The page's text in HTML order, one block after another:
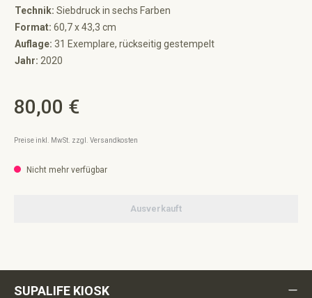
Technik: Siebdruck in sechs Farben
Format: 60,7 x 43,3 cm
Auflage: 31 Exemplare, rückseitig gestempelt
Jahr: 2020
Regulärer Preis:
80,00 €
Preise inkl. MwSt. zzgl. Versandkosten
Nicht mehr verfügbar
Ausverkauft
SUPALIFE KIOSK